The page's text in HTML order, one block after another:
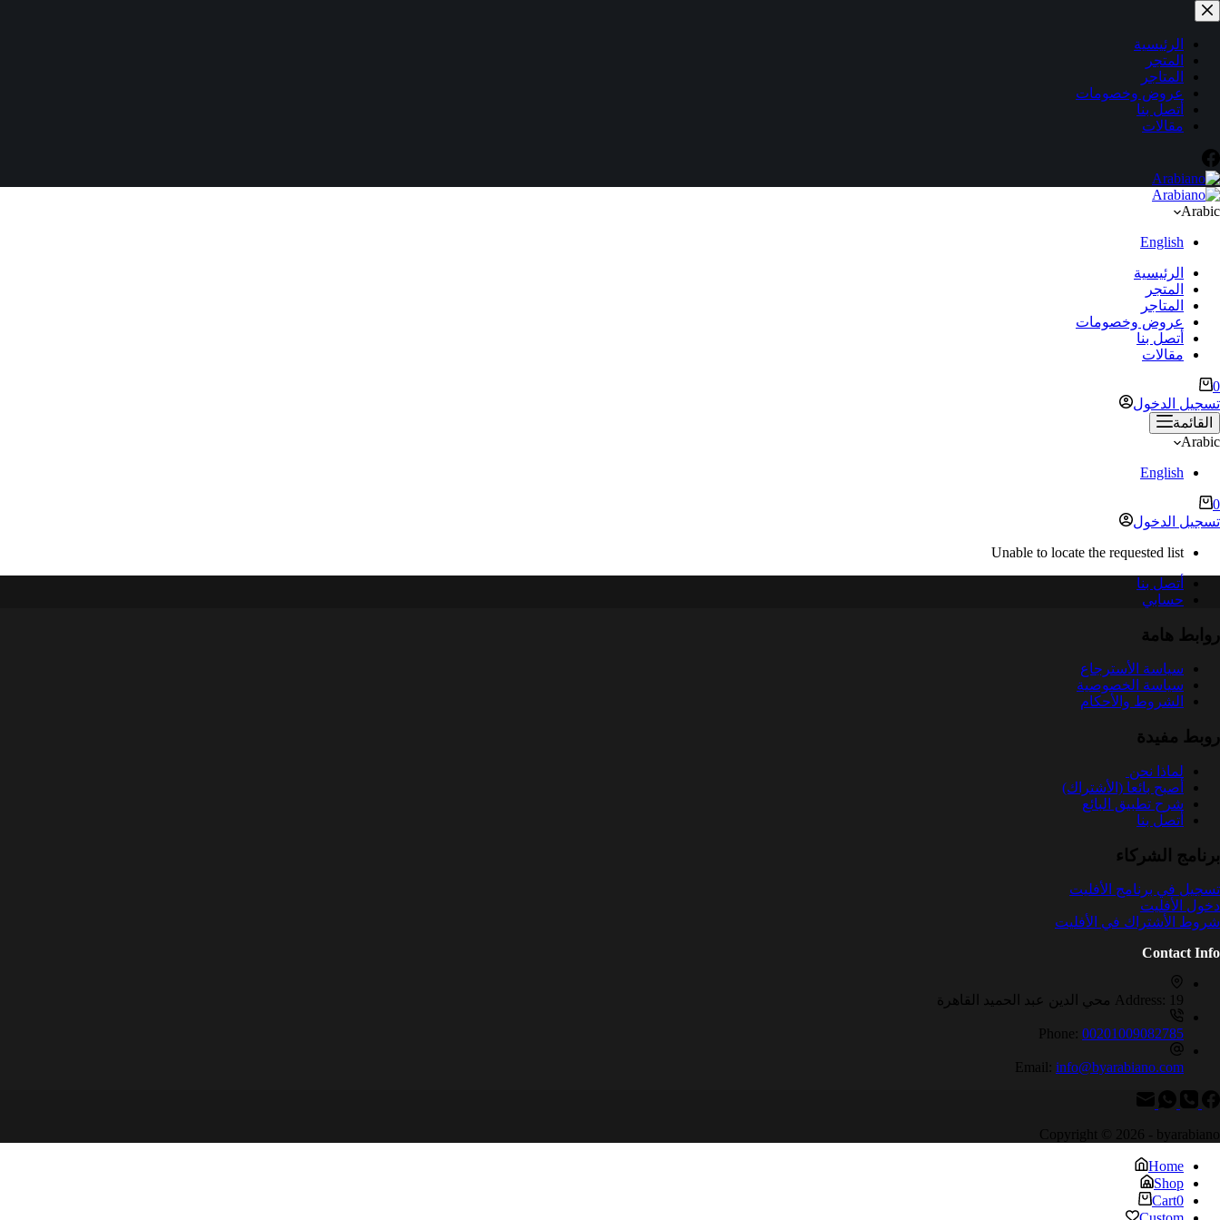
التجاوز
إلى
المحتوىالرئيسية
المتجر
المتاجر
عروض وخصومات
أتصل بنا
مقالات
Arabic
English
الرئيسية
المتجر
المتاجر
عروض وخصومات
أتصل بنا
مقالات
عربة
التسوق
0
تسجيل الدخول
القائمة
Arabic
English
عربة
التسوق
0
تسجيل الدخول
Unable to locate the requested list
أتصل بنا
حسابي
روابط هامة
سياسة الأسترجاع
سياسة الخصوصية
الشروط والأحكام
روبط مفيدة
لماذا نحن
أصبح بائعا (الأشتراك)
شرح تطبيق البائع
أتصل بنا
برنامج الشركاء
تسجيل في برنامج الأفليت
دخول الأفليت
شروط الأشتراك في الأفليت
Contact Info
Address: 19 محي الدين عبد الحميد القاهرة
Phone: 00201009082785
Email: info@byarabiano.com
Copyright © 2026 - byarabiano
Home
Shop
Cart0